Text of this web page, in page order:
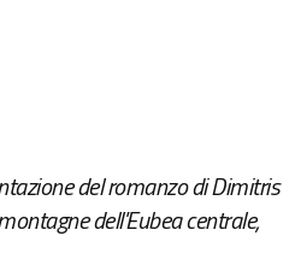
del romanzo di Dimitris
dell'Eubea centrale,